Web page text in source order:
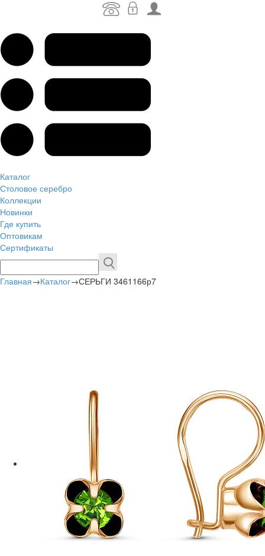
Каталог
Столовое серебро
Коллекции
Новинки
Где купить
Оптовикам
Сертификаты
Главная→Каталог→СЕРЬГИ 3461166р7